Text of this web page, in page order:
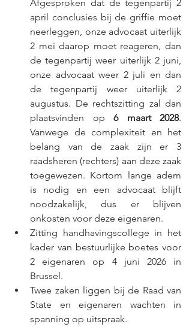
Afgesproken dat de tegenpartij 2
april conclusies bij de griffie moet
neerleggen, onze advocaat uiterlijk
2 mei daarop moet reageren, dan
de tegenpartij weer uiterlijk 2 juni,
onze advocaat weer 2 juli en dan
de tegenpartij weer uiterlijk 2
augustus. De rechtszitting zal dan
plaatsvinden op 6 maart 2028.
Vanwege de complexiteit en het
belang van de zaak zijn er 3
raadsheren (rechters) aan deze zaak
toegewezen. Kortom lange adem
is nodig en een advocaat blijft
noodzakelijk, dus er blijven
onkosten voor deze eigenaren.
Zitting handhavingscollege in het
kader van bestuurlijke boetes voor
2 eigenaren op 4 juni 2026 in
Brussel.
Twee zaken liggen bij de Raad van
State en eigenaren wachten in
spanning op uitspraak.